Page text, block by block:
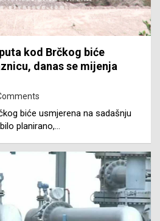
kod Brčkog biće
danas se mijenja
biće usmjerena na sadašnju
planirano,…